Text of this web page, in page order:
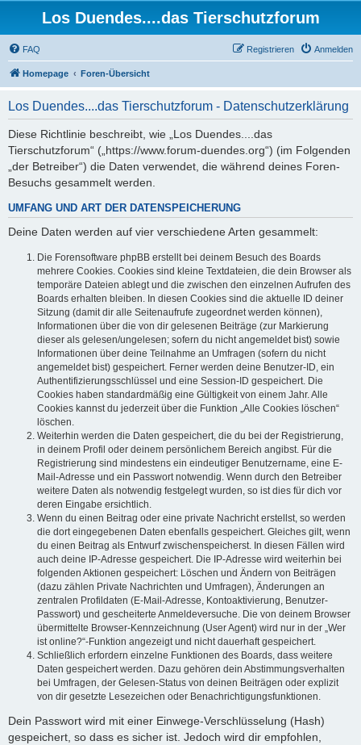
Los Duendes....das Tierschutzforum
FAQ Anmelden
Registrieren
Homepage Foren-Übersicht
Los Duendes....das Tierschutzforum - Datenschutzerklärung
Diese Richtlinie beschreibt, wie „Los Duendes....das
Tierschutzforum“ („https://www.forum-duendes.org“) (im Folgenden
„der Betreiber“) die Daten verwendet, die während deines Foren-
Besuchs gesammelt werden.
UMFANG UND ART DER DATENSPEICHERUNG
Deine Daten werden auf vier verschiedene Arten gesammelt:
Die Forensoftware phpBB erstellt bei deinem Besuch des Boards
mehrere Cookies. Cookies sind kleine Textdateien, die dein Browser als
temporäre Dateien ablegt und die zwischen den einzelnen Aufrufen des
Boards erhalten bleiben. In diesen Cookies sind die aktuelle ID deiner
Sitzung (damit dir alle Seitenaufrufe zugeordnet werden können),
Informationen über die von dir gelesenen Beiträge (zur Markierung
dieser als gelesen/ungelesen; sofern du nicht angemeldet bist) sowie
Informationen über deine Teilnahme an Umfragen (sofern du nicht
angemeldet bist) gespeichert. Ferner werden deine Benutzer-ID, ein
Authentifizierungsschlüssel und eine Session-ID gespeichert. Die
Cookies haben standardmäßig eine Gültigkeit von einem Jahr. Alle
Cookies kannst du jederzeit über die Funktion „Alle Cookies löschen“
löschen.
Weiterhin werden die Daten gespeichert, die du bei der Registrierung,
in deinem Profil oder deinem persönlichem Bereich angibst. Für die
Registrierung sind mindestens ein eindeutiger Benutzername, eine E-
Mail-Adresse und ein Passwort notwendig. Wenn durch den Betreiber
weitere Daten als notwendig festgelegt wurden, so ist dies für dich vor
deren Eingabe ersichtlich.
Wenn du einen Beitrag oder eine private Nachricht erstellst, so werden
die dort eingegebenen Daten ebenfalls gespeichert. Gleiches gilt, wenn
du einen Beitrag als Entwurf zwischenspeicherst. In diesen Fällen wird
auch deine IP-Adresse gespeichert. Die IP-Adresse wird weiterhin bei
folgenden Aktionen gespeichert: Löschen und Ändern von Beiträgen
(dazu zählen Private Nachrichten und Umfragen), Änderungen an
zentralen Profildaten (E-Mail-Adresse, Kontoaktivierung, Benutzer-
Passwort) und gescheiterte Anmeldeversuche. Die von deinem Browser
übermittelte Browser-Kennzeichnung (User Agent) wird nur in der „Wer
ist online?“-Funktion angezeigt und nicht dauerhaft gespeichert.
Schließlich erfordern einzelne Funktionen des Boards, dass weitere
Daten gespeichert werden. Dazu gehören dein Abstimmungsverhalten
bei Umfragen, der Gelesen-Status von deinen Beiträgen oder explizit
von dir gesetzte Lesezeichen oder Benachrichtigungsfunktionen.
Dein Passwort wird mit einer Einwege-Verschlüsselung (Hash)
gespeichert, so dass es sicher ist. Jedoch wird dir empfohlen,